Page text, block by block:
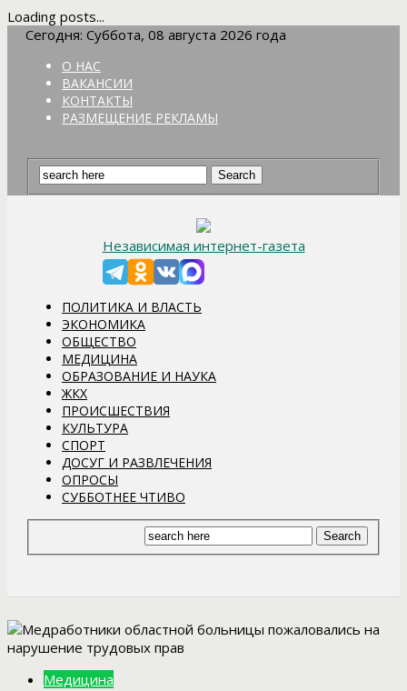
Loading posts...
Сегодня: Суббота, 08 августа 2026 года
О НАС
ВАКАНСИИ
КОНТАКТЫ
РАЗМЕЩЕНИЕ РЕКЛАМЫ
Независимая интернет-газета
ПОЛИТИКА И ВЛАСТЬ
ЭКОНОМИКА
ОБЩЕСТВО
МЕДИЦИНА
ОБРАЗОВАНИЕ И НАУКА
ЖКХ
ПРОИСШЕСТВИЯ
КУЛЬТУРА
СПОРТ
ДОСУГ И РАЗВЛЕЧЕНИЯ
ОПРОСЫ
СУББОТНЕЕ ЧТИВО
Медицина